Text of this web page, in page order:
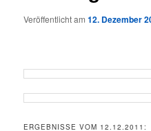
Veröffentlicht am12. Dezember
ERGEBNISSE VOM 12.12.2011: